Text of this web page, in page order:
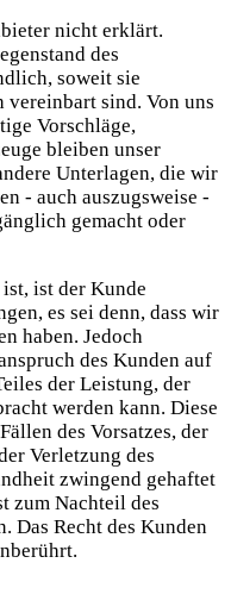
nicht erklärt.
des
soweit sie
sind. Von uns
Vorschläge,
bleiben unser
Unterlagen, die wir
- auch auszugsweise -
gemacht oder
ist der Kunde
es sei denn, dass wir
haben. Jedoch
des Kunden auf
der Leistung, der
werden kann. Diese
des Vorsatzes, der
Verletzung des
zwingend gehaftet
zum Nachteil des
Das Recht des Kunden